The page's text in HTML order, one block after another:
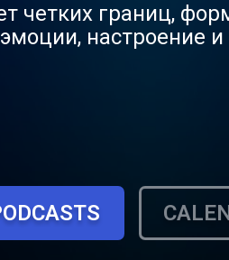
четких границ,
настроение